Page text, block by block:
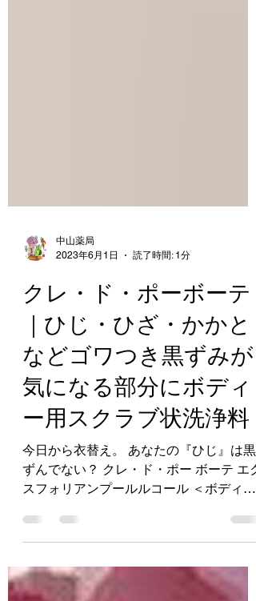
2023年6月1日
読了時間: 1分
クレ・ド・ポーボーテ
｜ひじ・ひざ・かかと
などゴワつき黒ずみが
気になる部分にボディ
ー用スクラブ状洗浄料
今日から衣替え。 あなたの『ひじ』は黒
スフォリアンプールルコール ＜ボディー
用スクラブ状洗浄料＞ 9,900円（税込）
れをやさしく除去しながら、肌表面のザ
ラつきを整え、肌に磨きをかけたような